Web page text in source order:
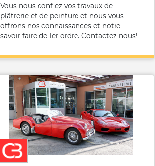
Vous nous confiez vos travaux de
plâtrerie et de peinture et nous vous
offrons nos connaissances et notre
savoir faire de 1er ordre. Contactez-nous!